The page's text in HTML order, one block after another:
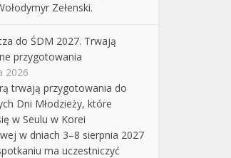
Zełenski.
do ŚDM 2027. Trwają
przygotowania
2026
trwają przygotowania do
Dni Młodzieży, które
w Seulu w Korei
w dniach 3–8 sierpnia 2027
ma uczestniczyć